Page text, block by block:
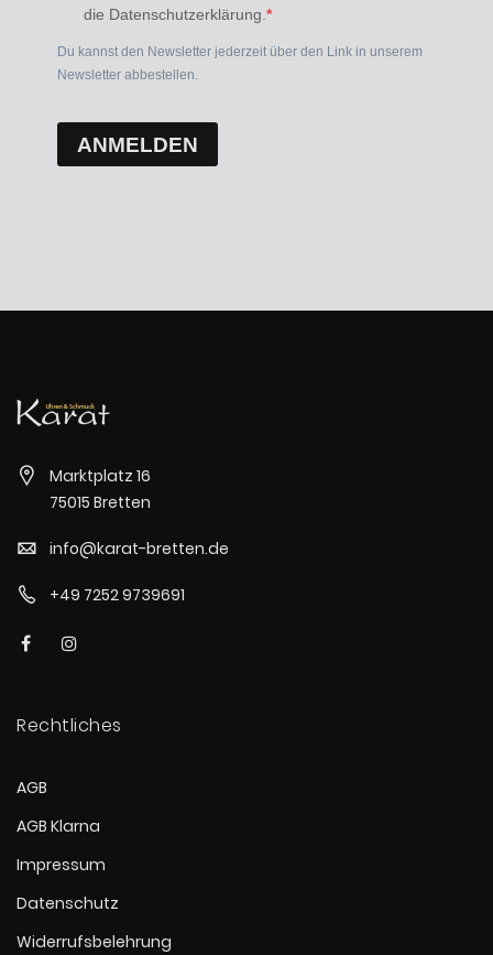
die Datenschutzerklärung.
Du kannst den Newsletter jederzeit über den Link in unserem
Newsletter abbestellen.
ANMELDEN
Marktplatz 16
75015 Bretten
info@karat-bretten.de
+49 7252 9739691
Rechtliches
AGB
AGB Klarna
Impressum
Datenschutz
Widerrufsbelehrung